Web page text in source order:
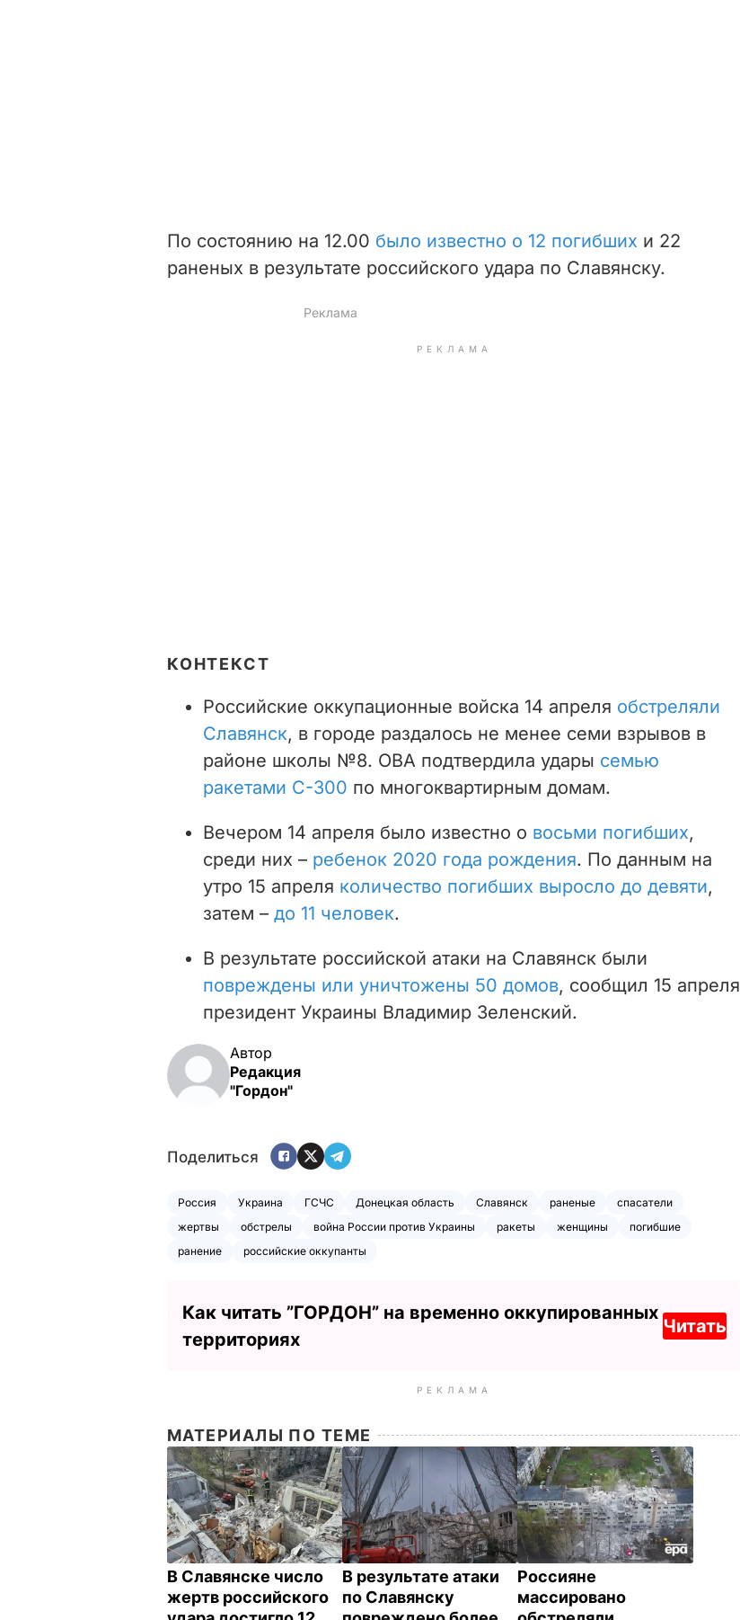
По состоянию на 12.00 было известно о 12 погибших и 22
раненых в результате российского удара по Славянску.
РЕКЛАМА
КОНТЕКСТ
Российские оккупационные войска 14 апреля обстреляли
Славянск, в городе раздалось не менее семи взрывов в
районе школы №8. ОВА подтвердила удары семью
ракетами С-300 по многоквартирным домам.
Вечером 14 апреля было известно о восьми погибших,
среди них – ребенок 2020 года рождения. По данным на
утро 15 апреля количество погибших выросло до девяти,
затем – до 11 человек.
В результате российской атаки на Славянск были
повреждены или уничтожены 50 домов, сообщил 15 апреля
президент Украины Владимир Зеленский.
Автор
Редакция
"Гордон"
Поделиться
Россия Украина ГСЧС Донецкая область Славянск раненые
спасатели
жертвы
обстрелы война России против Украины ракеты женщины
погибшие
ранение
российские оккупанты
Как читать ”ГОРДОН” на временно оккупированных
территориях
Читать
РЕКЛАМА
МАТЕРИАЛЫ ПО ТЕМЕ
В Славянске число
жертв российского
В результате атаки
по Славянску
Россияне
массировано